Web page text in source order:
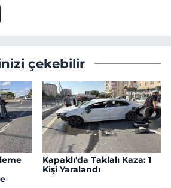
çekebilir
Kapaklı'da Taklalı Kaza: 1
Kişi Yaralandı